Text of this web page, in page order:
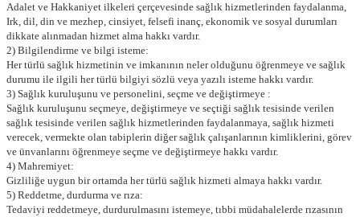
Adalet ve Hakkaniyet ilkeleri çerçevesinde sağlık hizmetlerinden faydalanma,
Irk, dil, din ve mezhep, cinsiyet, felsefi inanç, ekonomik ve sosyal durumları
dikkate alınmadan hizmet alma hakkı vardır.
2) Bilgilendirme ve bilgi isteme:
Her türlü sağlık hizmetinin ve imkanının neler olduğunu öğrenmeye ve sağlık
durumu ile ilgili her türlü bilgiyi sözlü veya yazılı isteme hakkı vardır.
3) Sağlık kuruluşunu ve personelini, seçme ve değiştirmeye :
Sağlık kuruluşunu seçmeye, değiştirmeye ve seçtiği sağlık tesisinde verilen
sağlık tesisinde verilen sağlık hizmetlerinden faydalanmaya, sağlık hizmeti
verecek, vermekte olan tabiplerin diğer sağlık çalışanlarının kimliklerini, görev
ve ünvanlarını öğrenmeye seçme ve değiştirmeye hakkı vardır.
4) Mahremiyet:
Gizliliğe uygun bir ortamda her türlü sağlık hizmeti almaya hakkı vardır.
5) Reddetme, durdurma ve rıza:
Tedaviyi reddetmeye, durdurulmasını istemeye, tıbbi müdahalelerde rızasının